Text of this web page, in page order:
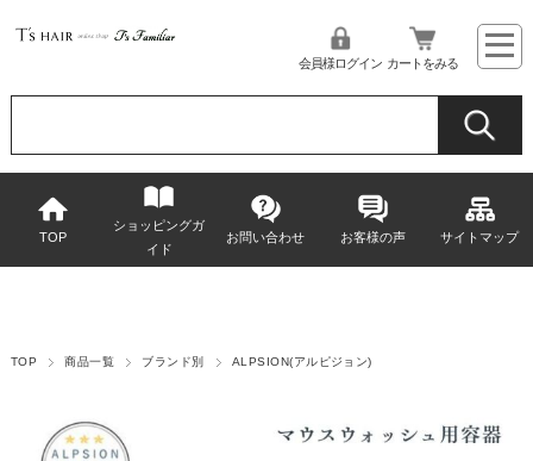
会員様ログイン カートをみる
TOP
ショッピングガ
イド
お問い合わせ お客様の声 サイトマップ
TOP 商品一覧 ブランド別 ALPSION(アルピジョン)